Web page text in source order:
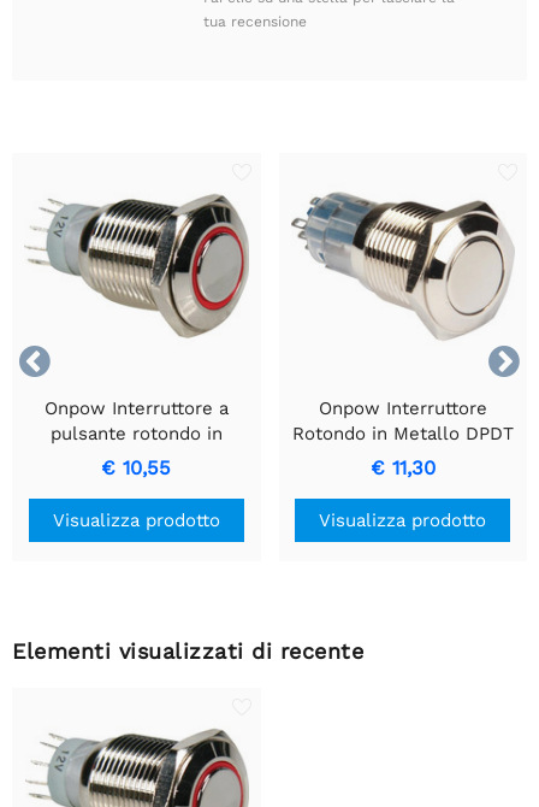
tua recensione


Onpow Interruttore a
pulsante rotondo in
metallo SPDT 1NO 1NC
con anello rosso.
€ 10,55
Visualizza prodotto
Onpow Interruttore
Rotondo in Metallo DPDT
2NO 2NC
€ 11,30
Visualizza prodotto
Elementi visualizzati di recente